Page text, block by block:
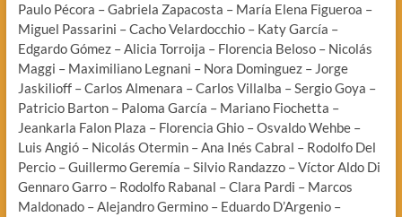
Paulo Pécora – Gabriela Zapacosta – María Elena Figueroa –
Miguel Passarini – Cacho Velardocchio – Katy García –
Edgardo Gómez – Alicia Torroija – Florencia Beloso – Nicolás
Maggi – Maximiliano Legnani – Nora Dominguez – Jorge
Jaskilioff – Carlos Almenara – Carlos Villalba – Sergio Goya –
Patricio Barton – Paloma García – Mariano Fiochetta –
Jeankarla Falon Plaza – Florencia Ghio – Osvaldo Wehbe –
Luis Angió – Nicolás Otermin – Ana Inés Cabral – Rodolfo Del
Percio – Guillermo Geremía – Silvio Randazzo – Víctor Aldo Di
Gennaro Garro – Rodolfo Rabanal – Clara Pardi – Marcos
Maldonado – Alejandro Germino – Eduardo D’Argenio –